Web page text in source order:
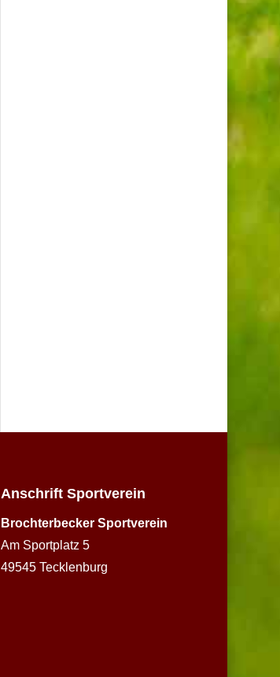
Anschrift Sportverein
Brochterbecker Sportverein
Am Sportplatz 5
49545 Tecklenburg